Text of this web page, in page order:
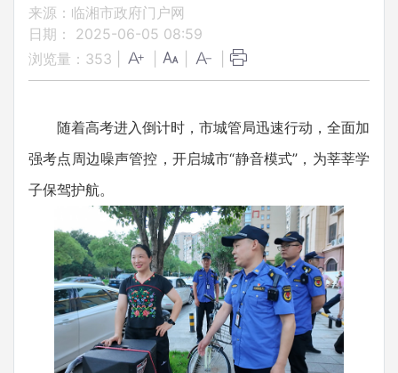
来源：临湘市政府门户网
日期： 2025-06-05 08:59
浏览量： 353
随着高考进入倒计时，市城管局迅速行动，全面加
强考点周边噪声管控，开启城市“静音模式”，为莘莘学
子保驾护航。